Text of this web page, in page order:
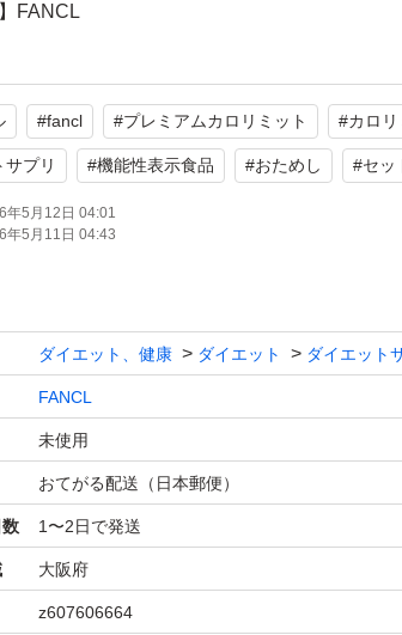
FANCL
レミアム カロリミット
日分（おためしサイズ）×4袋
】未使用
いいたします。
#fancl #プレミアムカロリミット #カロリ
サプリ #機能性表示食品 #おためし #セッ
年5月12日 04:01
年5月11日 04:43
ダイエット、健康 ダイエット ダイエット
FANCL
未使用
おてがる配送（日本郵便）
1〜2日で発送
大阪府
z607606664